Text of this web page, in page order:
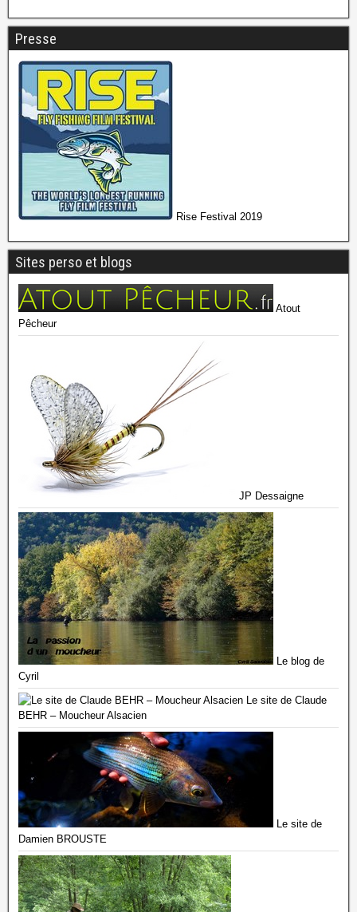
Presse
Rise Festival 2019
Sites perso et blogs
Atout
Pêcheur
JP Dessaigne
Le blog de
Cyril
Le site de Claude
BEHR – Moucheur Alsacien
Le site de
Damien BROUSTE